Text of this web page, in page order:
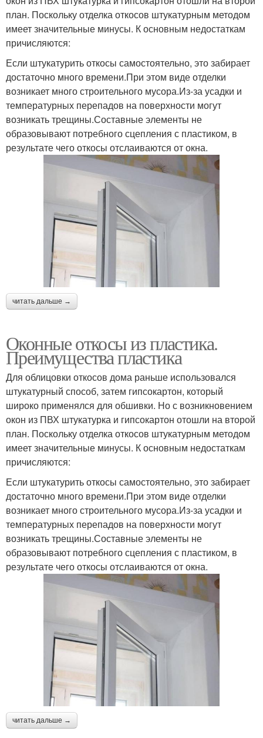
план. Поскольку отделка откосов штукатурным методом
имеет значительные минусы. К основным недостаткам
причисляются:
Если штукатурить откосы самостоятельно, это забирает
достаточно много времени.При этом виде отделки
возникает много строительного мусора.Из-за усадки и
температурных перепадов на поверхности могут
возникать трещины.Составные элементы не
образовывают потребного сцепления с пластиком, в
результате чего откосы отслаиваются от окна.
читать дальше →
Оконные откосы из пластика.
Преимущества пластика
Для облицовки откосов дома раньше использовался
штукатурный способ, затем гипсокартон, который
широко применялся для обшивки. Но с возникновением
окон из ПВХ штукатурка и гипсокартон отошли на второй
план. Поскольку отделка откосов штукатурным методом
имеет значительные минусы. К основным недостаткам
причисляются:
Если штукатурить откосы самостоятельно, это забирает
достаточно много времени.При этом виде отделки
возникает много строительного мусора.Из-за усадки и
температурных перепадов на поверхности могут
возникать трещины.Составные элементы не
образовывают потребного сцепления с пластиком, в
результате чего откосы отслаиваются от окна.
читать дальше →